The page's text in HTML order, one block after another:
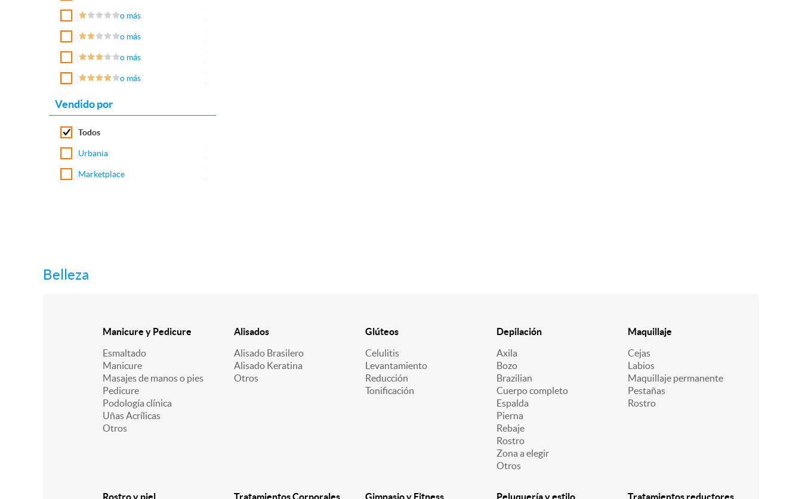
o más
o más
o más
o más
Vendido por
Todos
Urbania
Marketplace
Belleza
Manicure y Pedicure
Esmaltado
Manicure
Masajes de manos o pies
Pedicure
Podología clínica
Uñas Acrílicas
Otros
Alisados
Alisado Brasilero
Alisado Keratina
Otros
Glúteos
Celulitis
Levantamiento
Reducción
Tonificación
Depilación
Axila
Bozo
Brazilian
Cuerpo completo
Espalda
Pierna
Rebaje
Rostro
Zona a elegir
Otros
Maquillaje
Cejas
Labios
Maquillaje permanente
Pestañas
Rostro
Rostro y piel
Tratamientos Corporales
Gimnasio y Fitness
Peluquería y estilo
Tratamientos reductores